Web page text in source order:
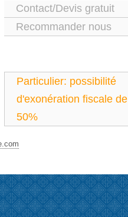
Contact/Devis gratuit
Recommander nous
Particulier: possibilité
d'exonération fiscale de
50%